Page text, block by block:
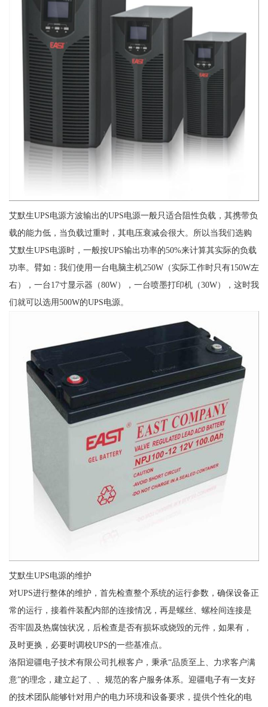
艾默生UPS电源方波输出的UPS电源一般只适合阻性负载，其携带负
载的能力低，当负载过重时，其电压衰减会很大。所以当我们选购
艾默生UPS电源时，一般按UPS输出功率的50%来计算其实际的负载
功率。臂如：我们使用一台电脑主机250W（实际工作时只有150W左
右），一台17寸显示器（80W），一台喷墨打印机（30W），这时我
们就可以选用500W的UPS电源。
艾默生UPS电源的维护
对UPS进行整体的维护，首先检查整个系统的运行参数，确保设备正
常的运行，接着件装配内部的连接情况，再是螺丝、螺栓间连接是
否牢固及热腐蚀状况，后检查是否有损坏或烧毁的元件，如果有，
及时更换，必要时调校UPS的一些基准点。
洛阳迎疆电子技术有限公司扎根客户，秉承“品质至上、力求客户满
意”的理念，建立起了、、规范的客户服务体系。迎疆电子有一支好
的技术团队能够针对用户的电力环境和设备要求，提供个性化的电